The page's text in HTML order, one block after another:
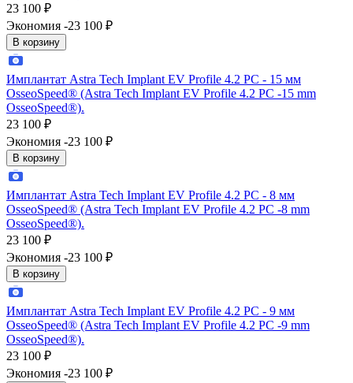
23 100 ₽
Экономия -23 100 ₽
В корзину
Имплантат Astra Tech Implant EV Profile 4.2 PС - 15 мм
OsseoSpeed® (Astra Tech Implant EV Profile 4.2 PC -15 mm
OsseoSpeed®).
23 100 ₽
Экономия -23 100 ₽
В корзину
Имплантат Astra Tech Implant EV Profile 4.2 PС - 8 мм
OsseoSpeed® (Astra Tech Implant EV Profile 4.2 PC -8 mm
OsseoSpeed®).
23 100 ₽
Экономия -23 100 ₽
В корзину
Имплантат Astra Tech Implant EV Profile 4.2 PС - 9 мм
OsseoSpeed® (Astra Tech Implant EV Profile 4.2 PC -9 mm
OsseoSpeed®).
23 100 ₽
Экономия -23 100 ₽